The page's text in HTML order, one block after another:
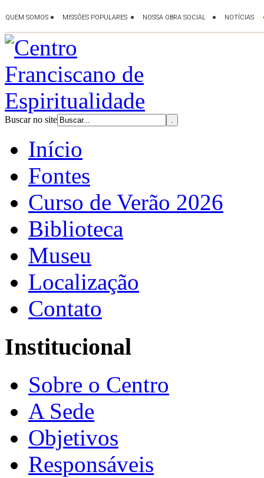
Buscar no site
Início
Fontes
Curso de Verão 2026
Biblioteca
Museu
Localização
Contato
Institucional
Sobre o Centro
A Sede
Objetivos
Responsáveis